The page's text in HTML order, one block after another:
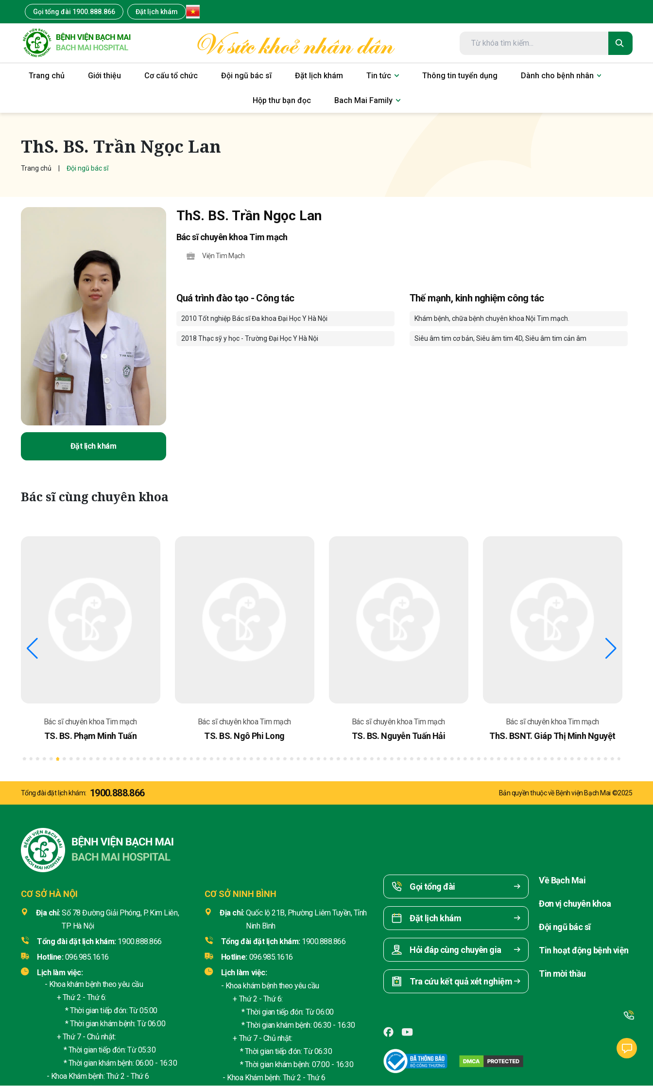
Gọi tổng đài 1900.888.866 Đặt lịch khám
Trang chủ Giới thiệu Cơ cấu tổ chức Đội ngũ bác sĩ Đặt lịch khám Tin tức Thông tin tuyển dụng Dành cho bệnh nhân
Hộp thư bạn đọc Bach Mai Family
ThS. BS. Trần Ngọc Lan
Trang chủ Đội ngũ bác sĩ
Đặt lịch khám
ThS. BS. Trần Ngọc Lan
Bác sĩ chuyên khoa Tim mạch
Viện Tim Mạch
Quá trình đào tạo - Công tác
2010 Tốt nghiệp Bác sĩ Đa khoa Đại Học Y Hà Nội
2018 Thạc sỹ y học - Trường Đại Học Y Hà Nội
Thế mạnh, kinh nghiệm công tác
Khám bệnh, chữa bệnh chuyên khoa Nội Tim mạch.
Siêu âm tim cơ bản, Siêu âm tim 4D, Siêu âm tim cản âm
Bác sĩ cùng chuyên khoa
Bác sĩ chuyên khoa Tim mạch
TS. BS. Phạm Minh Tuấn
Bác sĩ chuyên khoa Tim mạch
TS. BS. Ngô Phi Long
Bác sĩ chuyên khoa Tim mạch
TS. BS. Nguyễn Tuấn Hải
Bác sĩ chuyên khoa Tim mạch
ThS. BSNT. Giáp Thị Minh Nguyệt
Tổng đài đặt lịch khám: 1900.888.866 Bản quyền thuộc về Bệnh viện Bạch Mai ©2025
CƠ SỞ HÀ NỘI
Địa chỉ:Số 78 Đường Giải Phóng, P. Kim Liên,
TP Hà Nội
Tổng đài đặt lịch khám: 1900.888.866
Hotline: 096.985.1616
Lịch làm việc:
- Khoa khám bệnh theo yêu cầu
+ Thứ 2 - Thứ 6:
* Thời gian tiếp đón: Từ 05:00
* Thời gian khám bệnh: Từ 06:00
+ Thứ 7 - Chủ nhật:
* Thời gian tiếp đón: Từ 05:30
* Thời gian khám bệnh: 06:00 - 16:30
- Khoa Khám bệnh: Thứ 2 - Thứ 6
CƠ SỞ NINH BÌNH
Địa chỉ:Quốc lộ 21B, Phường Liêm Tuyền, Tỉnh
Ninh Bình
Tổng đài đặt lịch khám: 1900.888.866
Hotline: 096.985.1616
Lịch làm việc:
- Khoa khám bệnh theo yêu cầu
+ Thứ 2 - Thứ 6:
* Thời gian tiếp đón: Từ 06:00
* Thời gian khám bệnh: 06:30 - 16:30
+ Thứ 7 - Chủ nhật:
* Thời gian tiếp đón: Từ 06:30
* Thời gian khám bệnh: 07:00 - 16:30
- Khoa Khám bệnh: Thứ 2 - Thứ 6
Gọi tổng đài
Đặt lịch khám
Hỏi đáp cùng chuyên gia
Tra cứu kết quả xét nghiệm
Về Bạch Mai
Đơn vị chuyên khoa
Đội ngũ bác sĩ
Tin hoạt động bệnh viện
Tin mời thầu